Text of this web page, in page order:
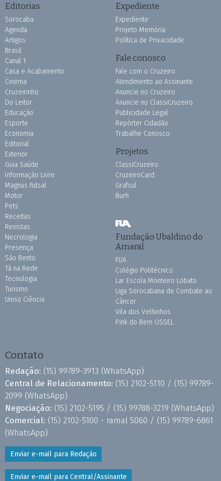
Editorias
Sorocaba
Agenda
Artigos
Brasil
Canal 1
Casa e Acabamento
Cinema
Cruzeirinho
Do Leitor
Educação
Esporte
Economia
Editorial
Exterior
Guia Saúde
Informação Livre
Magnus Futsal
Motor
Pets
Receitas
Revistas
Necrologia
Presença
São Bento
Tá na Rede
Tecnologia
Turismo
Uniso Ciência
Expediente
Expediente
Projeto Memória
Política de Privacidade
Fale conosco
Fale com o Cruzeiro
Atendimento ao Assinante
Anuncie no Cruzeiro
Anuncie no ClassiCruzeiro
Publicidade Legal
Repórter Cidadão
Trabalhe Conosco
Projetos
ClassiCruzeiro
CruzeiroCard
Grafsul
Burh
Fundação Ubaldino do
Amaral
FUA
Colégio Politécnico
Lar Escola Monteiro Lobato
Liga Sorocabana de Combate ao
Câncer
Vila dos Velhinhos
Pink do Bem OSSEL
Contato
Redação: (15) 99789-3913 (WhatsApp)
Central de Relacionamento: (15) 2102-5110 / (15) 99789-
2099 (WhatsApp)
Negociação: (15) 2102-5195 / (15) 99788-3219 (WhatsApp)
Comercial: (15) 2102-5100 - ramal 5060 / (15) 99789-6861
(WhatsApp)
Enviar e-mail para Redação
Enviar e-mail para Central/Assinante